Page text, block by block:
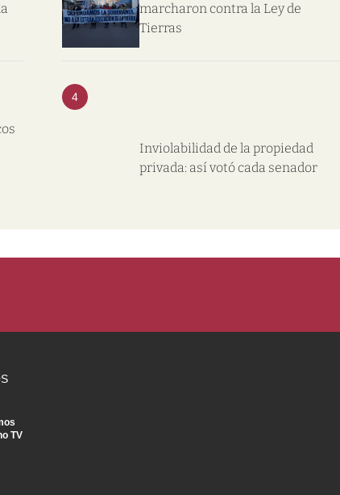
marcharon contra la Ley de
Tierras
4
Inviolabilidad de la propiedad
privada: así votó cada senador
TV